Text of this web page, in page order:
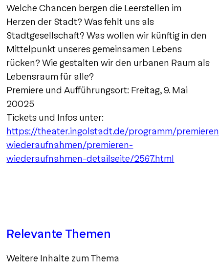
Welche Chancen bergen die Leerstellen im
Herzen der Stadt? Was fehlt uns als
Stadtgesellschaft? Was wollen wir künftig in den
Mittelpunkt unseres gemeinsamen Lebens
rücken? Wie gestalten wir den urbanen Raum als
Lebensraum für alle?
Premiere und Aufführungsort: Freitag, 9. Mai
20025
Tickets und Infos unter:
https://theater.ingolstadt.de/programm/
wiederaufnahmen/premieren-
wiederaufnahmen-detailseite/2567.html
Relevante Themen
Weitere Inhalte zum Thema